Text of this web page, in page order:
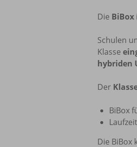
Die BiBox
Schulen
Klasse
hybriden
Der
BiBox
Die BiBox